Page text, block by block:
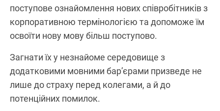
поступове ознайомлення нових співробітників з
корпоративною термінологією та допоможе їм
освоїти нову мову більш поступово.
Загнати їх у незнайоме середовище з
додатковими мовними бар’єрами призведе не
лише до страху перед колегами, а й до
потенційних помилок.